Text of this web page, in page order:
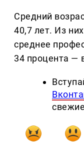
Средний
40,7 лет. Из
среднее
34 процента —